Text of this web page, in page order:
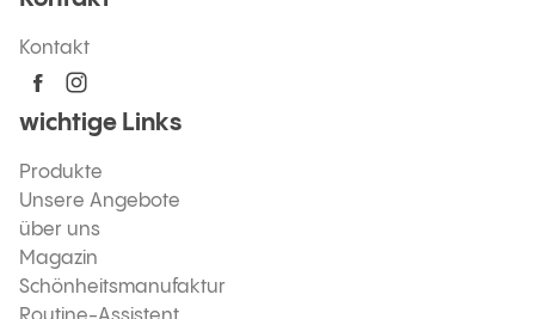
Kontakt
wichtige Links
Produkte
Unsere Angebote
über uns
Magazin
Schönheitsmanufaktur